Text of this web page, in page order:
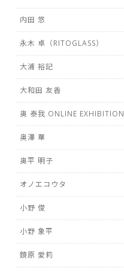
内田 悠
永木 卓（RITOGLASS）
大浦 裕記
大和田 友香
奥 泰我 ONLINE EXHIBITION
奥澤 華
奥平 明子
オノエコウタ
小野 俊
小野 象平
鏡原 愛莉